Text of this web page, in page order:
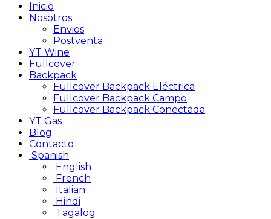
Inicio
Nosotros
Envios
Postventa
YT Wine
Fullcover
Backpack
Fullcover Backpack Eléctrica
Fullcover Backpack Campo
Fullcover Backpack Conectada
YT Gas
Blog
Contacto
Spanish
English
French
Italian
Hindi
Tagalog